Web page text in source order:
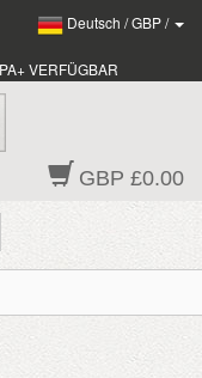
Deutsch /GBP/
VERFÜGBAR
GBP £0.00